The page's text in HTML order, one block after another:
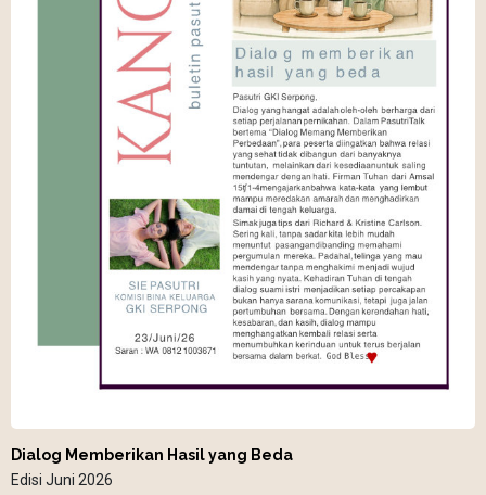
Dialog Memberikan Hasil yang Beda
Edisi Juni 2026